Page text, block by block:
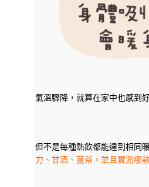
氣溫驟降，就算在家中也感到
但不是每種熱飲都能達到相同
力、甘酒、薑茶，並且實測哪